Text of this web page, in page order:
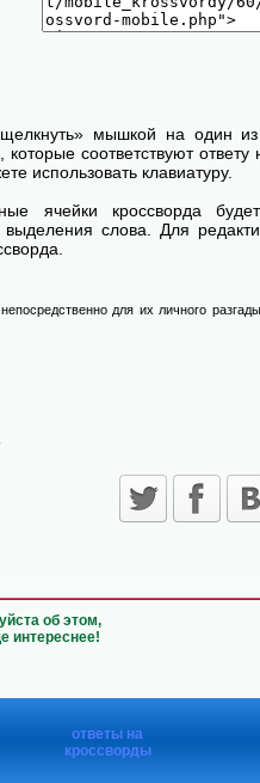
мышкой на один
соответствуют ответу
использовать клавиатуру.
ячейки кроссворда
слова. Для
для их личного
об этом,
интереснее!
ответы на
кроссворды